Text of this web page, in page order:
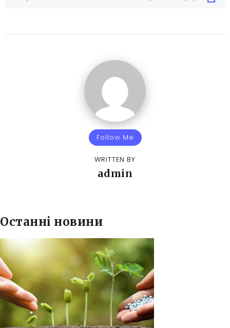
Follow Me
WRITTEN BY
admin
Останні новини